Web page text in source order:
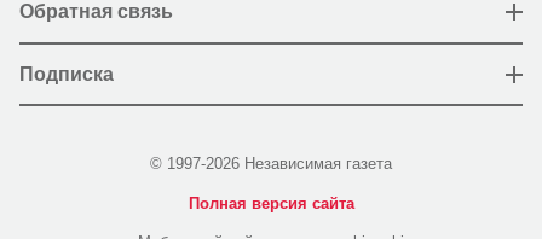
Обратная связь
Подписка
© 1997-2026 Независимая газета
Полная версия сайта